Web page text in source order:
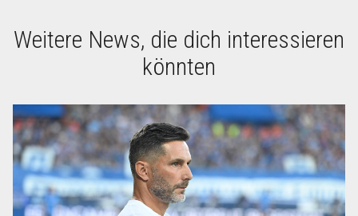
Weitere News, die dich interessieren
könnten